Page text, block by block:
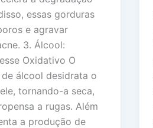
essas gorduras
e agravar
3. Álcool:
Oxidativo O
álcool desidrata o
tornando-a seca,
a rugas. Além
a produção de